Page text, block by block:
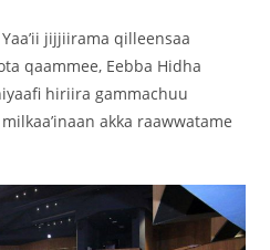
jijjiirama qilleensaa
qaammee, Eebba Hidha
hiriira gammachuu
akka raawwatame